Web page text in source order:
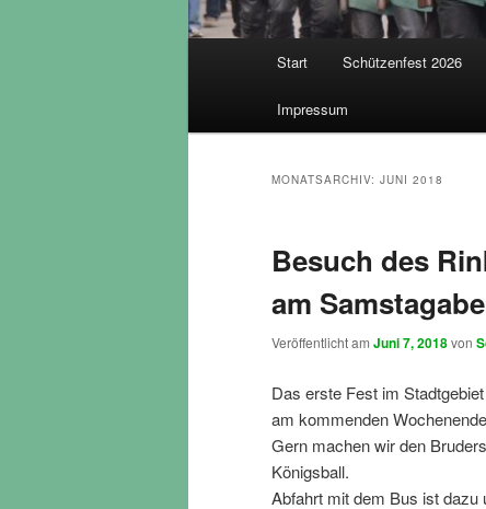
Start Schützenfest 2026
Impressum
MONATSARCHIV: JUNI 2018
Besuch des
am
Veröffentlicht am Juni 7, 2018von
Das erste Fest im
am kommenden
Gern machen wir den
Königsball.
Abfahrt mit dem Bus ist